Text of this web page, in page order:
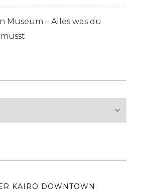
Museum – Alles was du
KAIRO DOWNTOWN